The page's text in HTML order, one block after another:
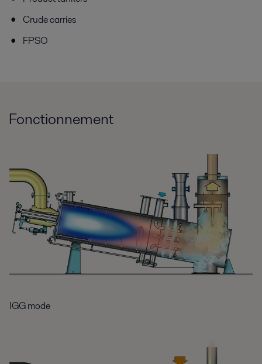
Crude carries
FPSO
Fonctionnement
IGG mode